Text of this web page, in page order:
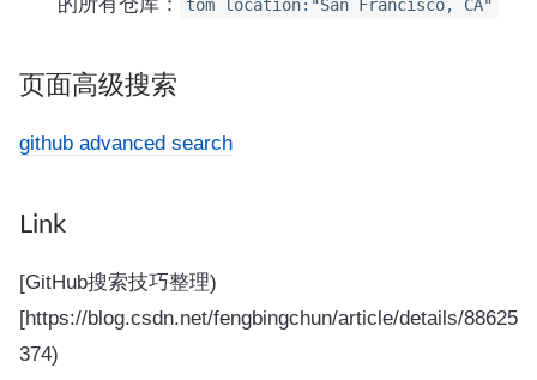
tom location:"San Francisco, CA"
页面高级搜索
github advanced search
Link
[GitHub搜索技巧整理)
[https://blog.csdn.net/fengbingchun/article/details/88625
374)